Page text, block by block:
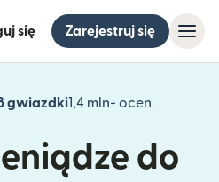
się Zarejestruj się
gwiazdki1,4 mln+ ocen
(otwiera
do